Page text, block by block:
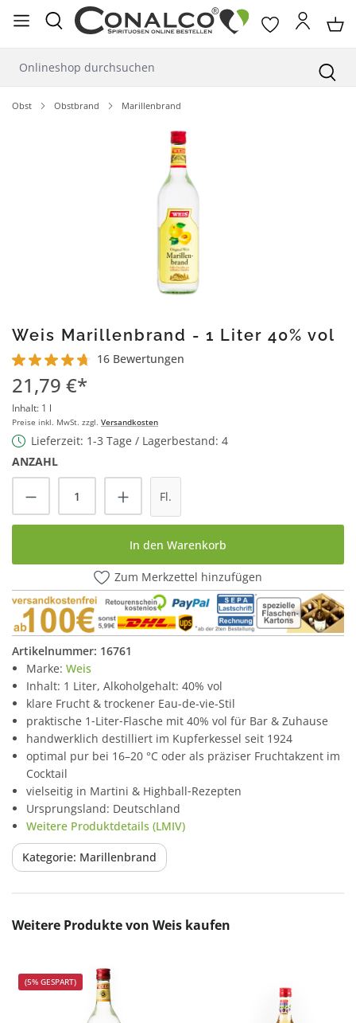
springen
Obst Obstbrand Marillenbrand
Weis Marillenbrand - 1 Liter 40% vol
Durchschnittliche Bewertung von 4.7 von 5 Sternen
16 Bewertungen
21,79 €*
Inhalt: 1 l
Preise inkl. MwSt. zzgl. Versandkosten
Lieferzeit: 1-3 Tage / Lagerbestand: 4
ANZAHL
Produkt Anzahl: Gib den gewünschten
Fl.
In den Warenkorb
Zum Merkzettel hinzufügen
Artikelnummer: 16761
Marke: Weis
Inhalt: 1 Liter, Alkoholgehalt: 40% vol
klare Frucht & trockener Eau-de-vie-Stil
praktische 1‑Liter‑Flasche mit 40% vol für Bar & Zuhause
handwerklich destilliert im Kupferkessel seit 1924
optimal pur bei 16–20 °C oder als präziser Fruchtakzent im
Cocktail
vielseitig in Martini & Highball‑Rezepten
Ursprungsland: Deutschland
Weitere Produktdetails (LMIV)
Kategorie: Marillenbrand
Produktgalerie überspringen
Weitere Produkte von Weis kaufen
(5% GESPART)